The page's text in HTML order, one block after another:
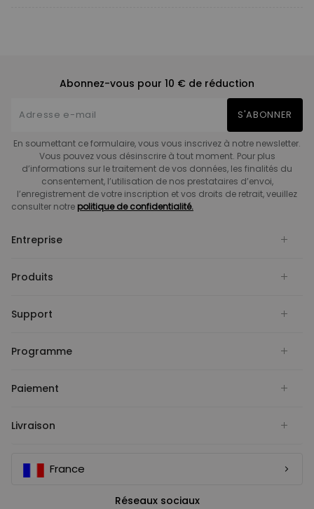
Abonnez-vous pour 10 € de réduction
S'ABONNER
En soumettant ce formulaire, vous vous inscrivez à notre newsletter.
Vous pouvez vous désinscrire à tout moment. Pour plus
d’informations sur le traitement de vos données, les finalités du
consentement, l’utilisation de nos prestataires d’envoi,
l’enregistrement de votre inscription et vos droits de retrait, veuillez
consulter notre politique de confidentialité.
Entreprise
Produits
Support
Programme
Paiement
Livraison
France
Réseaux sociaux